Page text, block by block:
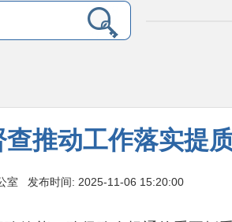
推动工作落实提
室 发布时间: 2025-11-06 15:20:00